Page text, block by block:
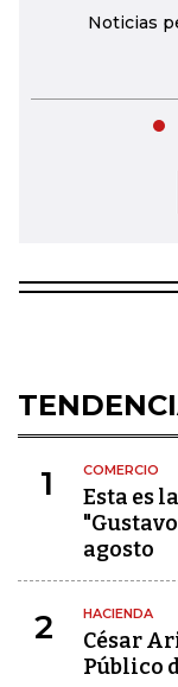
Noticias
1 COMERCIO
Esta es
agosto
2 HACIENDA
César
Público